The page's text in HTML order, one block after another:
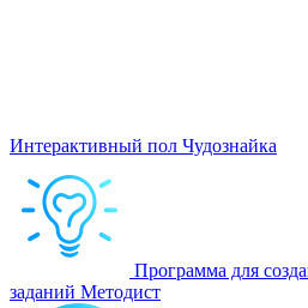
Интерактивный пол Чудознайка
Программа для
заданий Методист